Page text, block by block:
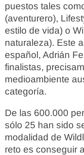
puestos tales
(aventurero),
estilo de vida) o
naturaleza). Este
español, Adrián
finalistas,
medioambiente
categoría.
De las 600.000
sólo 25 han sido
modalidad de
reto es conseguir